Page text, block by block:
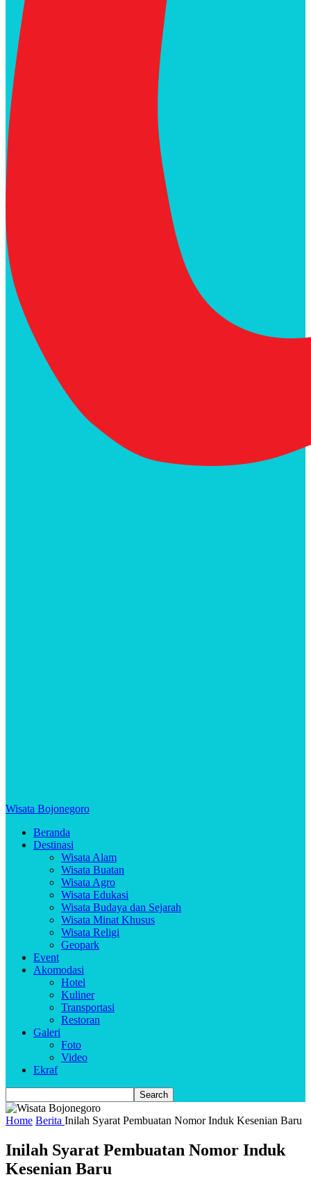
Wisata Bojonegoro
Beranda
Destinasi
Wisata Alam
Wisata Buatan
Wisata Agro
Wisata Edukasi
Wisata Budaya dan Sejarah
Wisata Minat Khusus
Wisata Religi
Geopark
Event
Akomodasi
Hotel
Kuliner
Transportasi
Restoran
Galeri
Foto
Video
Ekraf
Home Berita Inilah Syarat Pembuatan Nomor Induk Kesenian Baru
Inilah Syarat Pembuatan Nomor Induk
Kesenian Baru